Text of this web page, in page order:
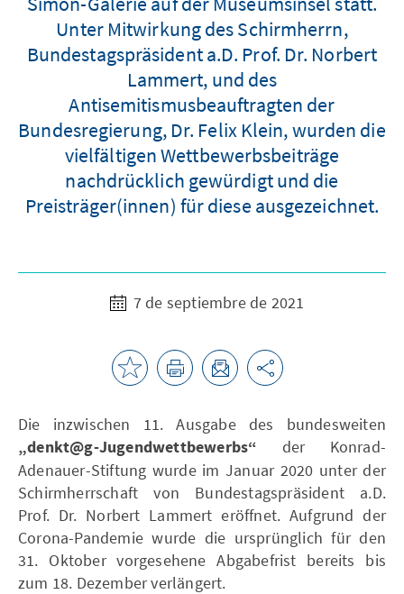
Unter Mitwirkung des Schirmherrn,
Bundestagspräsident a.D. Prof. Dr. Norbert
Lammert, und des
Antisemitismusbeauftragten der
Bundesregierung, Dr. Felix Klein, wurden die
vielfältigen Wettbewerbsbeiträge
nachdrücklich gewürdigt und die
Preisträger(innen) für diese ausgezeichnet.
7 de septiembre de 2021
Die inzwischen 11. Ausgabe des bundesweiten
„denkt@g-Jugendwettbewerbs“ der Konrad-
Adenauer-Stiftung wurde im Januar 2020 unter der
Schirmherrschaft von Bundestagspräsident a.D.
Prof. Dr. Norbert Lammert eröffnet. Aufgrund der
Corona-Pandemie wurde die ursprünglich für den
31. Oktober vorgesehene Abgabefrist bereits bis
zum 18. Dezember verlängert.